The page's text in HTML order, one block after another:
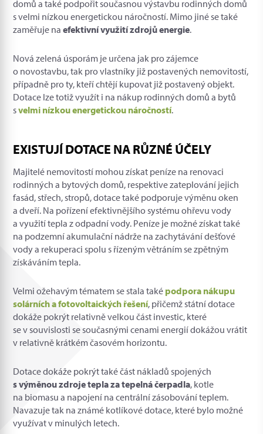
domů a také podpořit současnou výstavbu rodinných domů
s velmi nízkou energetickou náročností. Mimo jiné se také
zaměřuje na efektivní využití zdrojů energie.
Nová zelená úsporám je určena jak pro zájemce
o novostavbu, tak pro vlastníky již postavených nemovitostí,
případně pro ty, kteří chtějí kupovat již postavený objekt.
Dotace lze totiž využít i na nákup rodinných domů a bytů
svelmi nízkou energetickou náročností.
EXISTUJÍ DOTACE NA RŮZNÉ ÚČELY
Majitelé nemovitostí mohou získat peníze na renovaci
rodinných a bytových domů, respektive zateplování jejich
fasád, střech, stropů, dotace také podporuje výměnu oken
a dveří. Na pořízení efektivnějšího systému ohřevu vody
a využití tepla z odpadní vody. Peníze je možné získat také
na podzemní akumulační nádrže na zachytávání dešťové
vody a rekuperaci spolu s řízeným větráním se zpětným
získáváním tepla.
Velmi ožehavým tématem se stala také podpora nákupu
solárních a fotovoltaických řešení, přičemž státní dotace
dokáže pokrýt relativně velkou část investic, které
se v souvislosti se současnými cenami energií dokážou vrátit
v relativně krátkém časovém horizontu.
Dotace dokáže pokrýt také část nákladů spojených
s výměnou zdroje tepla za tepelná čerpadla, kotle
na biomasu a napojení na centrální zásobování teplem.
Navazuje tak na známé kotlíkové dotace, které bylo možné
využívat v minulých letech.